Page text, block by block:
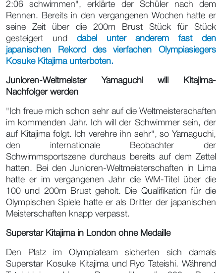
2:06 schwimmen", erklärte der Schüler nach dem
Rennen. Bereits in den vergangenen Wochen hatte er
seine Zeit über die 200m Brust Stück für Stück
gesteigert und dabei unter anderem fast den
japanischen Rekord des vierfachen Olympiasiegers
Kosuke Kitajima unterboten.
Junioren-Weltmeister Yamaguchi will Kitajima-
Nachfolger werden
"Ich freue mich schon sehr auf die Weltmeisterschaften
im kommenden Jahr. Ich will der Schwimmer sein, der
auf Kitajima folgt. Ich verehre ihn sehr", so Yamaguchi,
den internationale Beobachter der
Schwimmsportszene durchaus bereits auf dem Zettel
hatten. Bei den Junioren-Weltmeisterschaften in Lima
hatte er im vergangenen Jahr die WM-Titel über die
100 und 200m Brust geholt. Die Qualifikation für die
Olympischen Spiele hatte er als Dritter der japanischen
Meisterschaften knapp verpasst.
Superstar Kitajima in London ohne Medaille
Den Platz im Olympiateam sicherten sich damals
Superstar Kosuke Kitajima und Ryo Tateishi. Während